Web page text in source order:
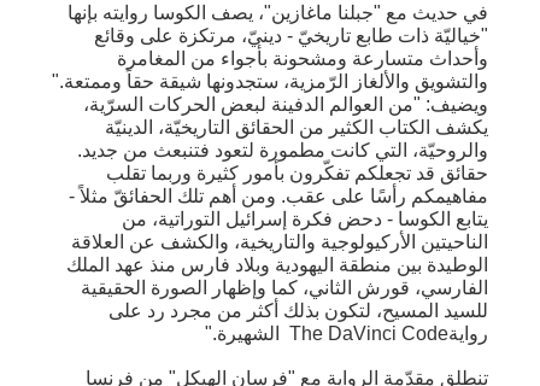
في حديث مع "جبلنا ماغازين"، يصف الكوسا روايته بإنها
"خياليّة ذات طابع تاريخيّ - دينيّ، مرتكزة على وقائع
وأحداث متسارعة ومشحونة بأجواء من المغامرة
والتشويق والألغاز الرّمزية، ستجدونها شيقة حقاً وممتعة."
ويضيف: "من العوالم الدفينة لبعض الحركات السرّية،
يكشف الكتاب الكثير من الحقائق التاريخيّة، الدينيّة
والروحيّة، التي كانت مطمورة لتعود فتنبعث من جديد.
حقائق قد تجعلكم تفكّرون بأمور كثيرة وربما تقلب
مفاهيمكم رأسًا على عقب. ومن أهم تلك الحفائقّ مثلاً -
يتابع الكوسا - دحض فكرة إسرائيل التوراتية، من
الناحيتين الأركيولوجية والتاريخية، والكشف عن العلاقة
الوطيدة بين منطقة اليهودية وبلاد فارس منذ عهد الملك
الفارسي، قورش الثاني، كما وإظهار الصورة الحقيقية
للسيد المسيح، لتكون بذلك أكثر من مجرد رد على
روايةThe DaVinci Code الشهيرة."
تنطلق مقدّمة الرواية مع "فرسان الهيكل" من فرنسا